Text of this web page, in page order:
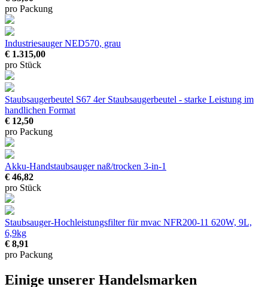
pro Packung
Industriesauger NED570, grau
€ 1.315,00
pro Stück
Staubsaugerbeutel S67 4er Staubsaugerbeutel - starke Leistung im
handlichen Format
€ 12,50
pro Packung
Akku-Handstaubsauger naß/trocken 3-in-1
€ 46,82
pro Stück
Staubsauger-Hochleistungsfilter für mvac NFR200-11 620W, 9L,
6,9kg
€ 8,91
pro Packung
Einige unserer Handelsmarken